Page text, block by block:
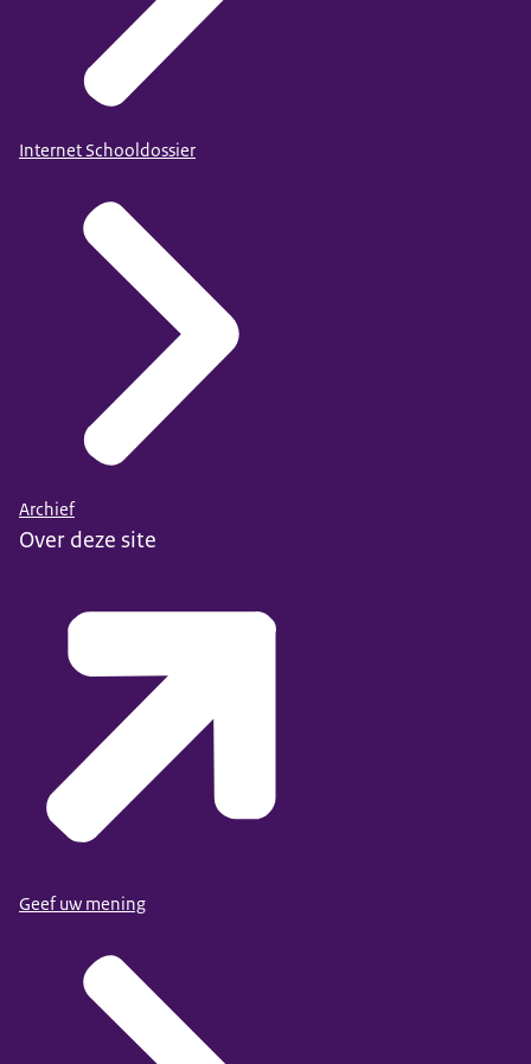
Internet Schooldossier
Archief
Over deze site
Geef uw mening